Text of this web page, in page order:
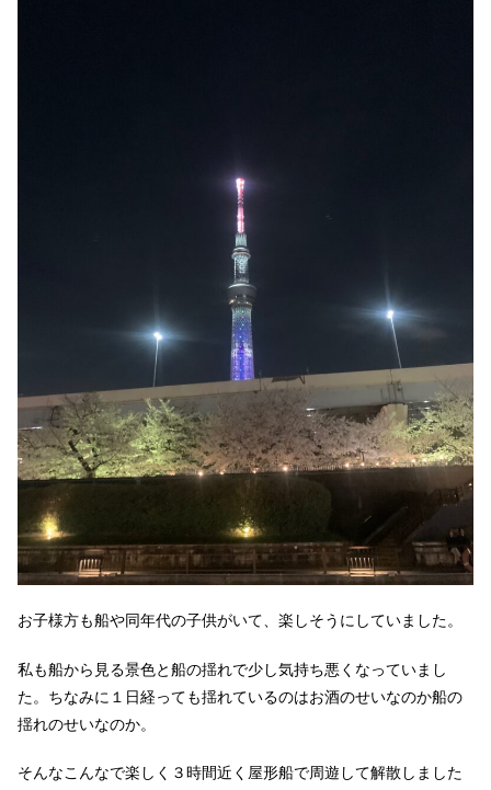
お子様方も船や同年代の子供がいて、楽しそうにしていました。
私も船から見る景色と船の揺れで少し気持ち悪くなっていまし
た。ちなみに１日経っても揺れているのはお酒のせいなのか船の
揺れのせいなのか。
そんなこんなで楽しく３時間近く屋形船で周遊して解散しました